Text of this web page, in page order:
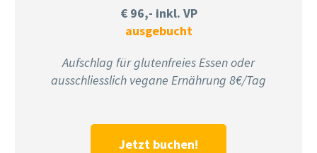
€ 96,- inkl. VP
ausgebucht
Aufschlag für glutenfreies Essen oder
ausschliesslich vegane Ernährung 8€/Tag
Jetzt buchen!